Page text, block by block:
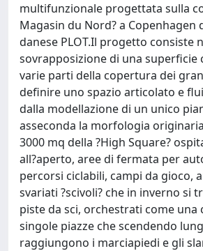
multifunzionale progettata sulla
Magasin du Nord? a Copenhagen
danese PLOT.Il progetto consiste
sovrapposizione di una superficie
varie parti della copertura dei
definire uno spazio articolato e
dalla modellazione di un unico
asseconda la morfologia
3000 mq della ?High Square?
all?aperto, aree di fermata per
percorsi ciclabili, campi da gioco,
svariati ?scivoli? che in inverno si
piste da sci, orchestrati come una
singole piazze che scendendo
raggiungono i marciapiedi e gli